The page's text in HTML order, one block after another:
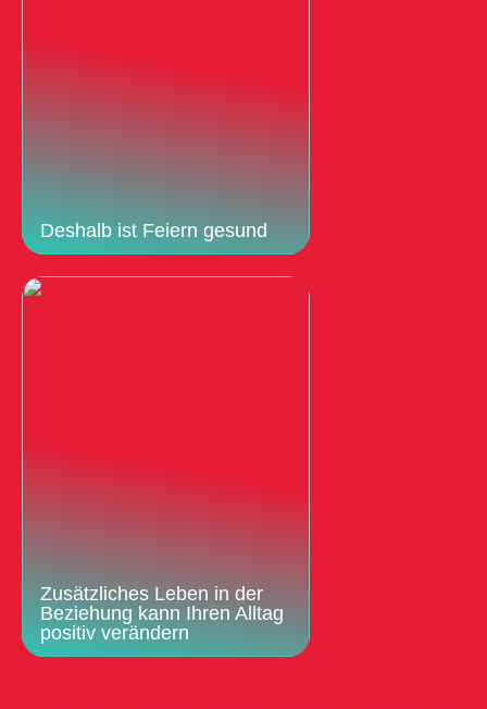
Deshalb ist Feiern gesund
Zusätzliches Leben in der
Beziehung kann Ihren Alltag
positiv verändern